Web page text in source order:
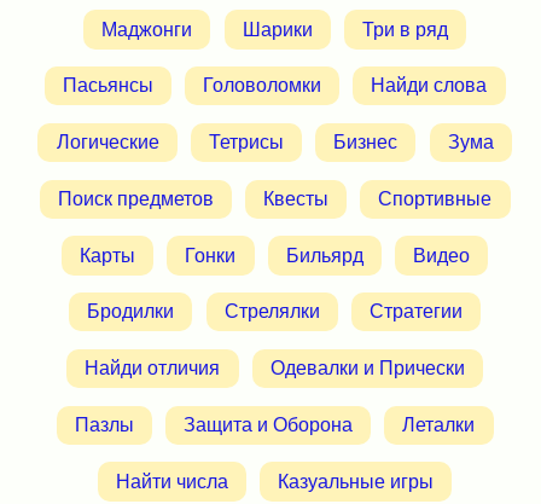
Маджонги Шарики Три в ряд
Пасьянсы Головоломки Найди слова
Логические Тетрисы Бизнес Зума
Поиск предметов Квесты Спортивные
Карты Гонки Бильярд Видео
Бродилки Стрелялки Стратегии
Найди отличия Одевалки и Прически
Пазлы Защита и Оборона Леталки
Найти числа Казуальные игры